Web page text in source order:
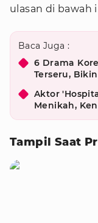
ulasan di bawah
Baca Juga :
6 Drama
Terseru,
Aktor
Menikah,
Tampil Saat